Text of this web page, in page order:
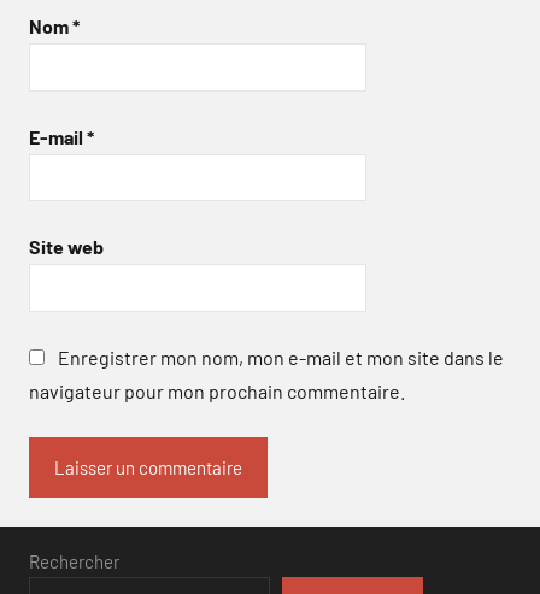
Nom*
E-mail *
Site web
Enregistrer mon nom, mon e-mail et mon site dans le
navigateur pour mon prochain commentaire.
Rechercher